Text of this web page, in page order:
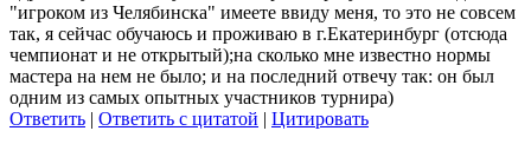
"игроком из Челябинска" имеете ввиду меня, то это не совсем
так, я сейчас обучаюсь и проживаю в г.Екатеринбург (отсюда
чемпионат и не открытый);на сколько мне известно нормы
мастера на нем не было; и на последний отвечу так: он был
одним из самых опытных участников турнира)
Ответить | Ответить с цитатой | Цитировать